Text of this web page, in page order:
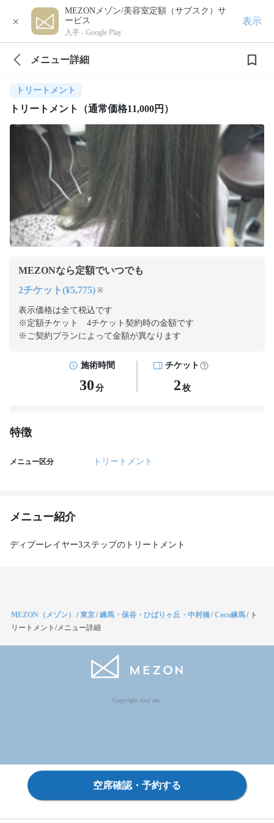
×
MEZONメゾン/美容室定額（サブスク）サ
ービス
入手 - Google Play
表示
メニュー詳細
トリートメント
トリートメント（通常価格11,000円）
MEZONなら定額でいつでも
2チケット(¥5,775) ※
表示価格は全て税込です
※定額チケット 4チケット契約時の金額です
※ご契約プランによって金額が異なります
施術時間
30 分
チケット
2 枚
特徴
メニュー区分 トリートメント
メニュー紹介
ディプーレイヤー3ステップのトリートメント
MEZON（メゾン） /東京/練馬・保谷・ひばりヶ丘・中村橋/Coco練馬/ ト
リートメント/メニュー詳細
Copyright Jocy inc.
空席確認・予約する